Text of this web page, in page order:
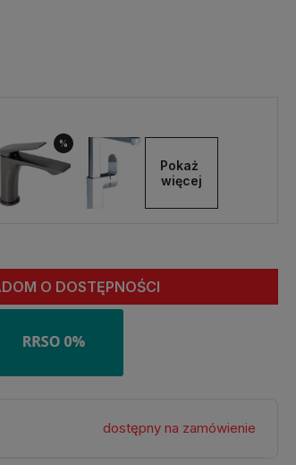
%
Pokaż
więcej
O DOSTĘPNOŚCI
dostępny na zamówienie